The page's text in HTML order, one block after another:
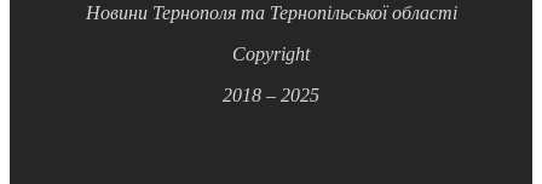
Новини Тернополя та Тернопільської області
Copyright
2018 – 2025